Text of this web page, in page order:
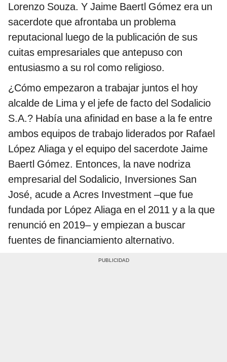
Lorenzo Souza. Y Jaime Baertl Gómez era un
sacerdote que afrontaba un problema
reputacional luego de la publicación de sus
cuitas empresariales que antepuso con
entusiasmo a su rol como religioso.
¿Cómo empezaron a trabajar juntos el hoy
alcalde de Lima y el jefe de facto del Sodalicio
S.A.? Había una afinidad en base a la fe entre
ambos equipos de trabajo liderados por Rafael
López Aliaga y el equipo del sacerdote Jaime
Baertl Gómez. Entonces, la nave nodriza
empresarial del Sodalicio, Inversiones San
José, acude a Acres Investment –que fue
fundada por López Aliaga en el 2011 y a la que
renunció en 2019– y empiezan a buscar
fuentes de financiamiento alternativo.